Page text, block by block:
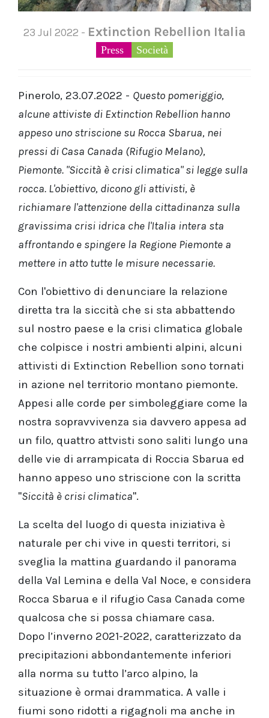
23 Jul 2022 - Extinction Rebellion Italia
Press Società
Pinerolo, 23.07.2022 - Questo pomeriggio,
alcune attiviste di Extinction Rebellion hanno
appeso uno striscione su Rocca Sbarua, nei
pressi di Casa Canada (Rifugio Melano),
Piemonte. "Siccità è crisi climatica" si legge sulla
rocca. L'obiettivo, dicono gli attivisti, è
richiamare l'attenzione della cittadinanza sulla
gravissima crisi idrica che l'Italia intera sta
affrontando e spingere la Regione Piemonte a
mettere in atto tutte le misure necessarie.
Con l'obiettivo di denunciare la relazione
diretta tra la siccità che si sta abbattendo
sul nostro paese e la crisi climatica globale
che colpisce i nostri ambienti alpini, alcuni
attivisti di Extinction Rebellion sono tornati
in azione nel territorio montano piemonte.
Appesi alle corde per simboleggiare come la
nostra sopravvivenza sia davvero appesa ad
un filo, quattro attvisti sono saliti lungo una
delle vie di arrampicata di Roccia Sbarua ed
hanno appeso uno striscione con la scritta
"Siccità è crisi climatica".
La scelta del luogo di questa iniziativa è
naturale per chi vive in questi territori, si
sveglia la mattina guardando il panorama
della Val Lemina e della Val Noce, e considera
Rocca Sbarua e il rifugio Casa Canada come
qualcosa che si possa chiamare casa.
Dopo l’inverno 2021-2022, caratterizzato da
precipitazioni abbondantemente inferiori
alla norma su tutto l’arco alpino, la
situazione è ormai drammatica. A valle i
fiumi sono ridotti a rigagnoli ma anche in